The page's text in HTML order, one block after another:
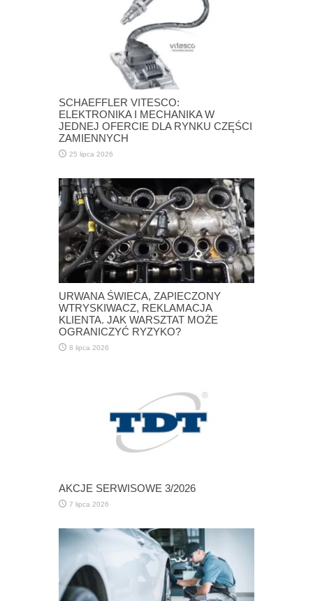
SCHAEFFLER VITESCO:
ELEKTRONIKA I MECHANIKA W
JEDNEJ OFERCIE DLA RYNKU CZĘŚCI
ZAMIENNYCH
25 lipca 2026
URWANA ŚWIECA, ZAPIECZONY
WTRYSKIWACZ, REKLAMACJA
KLIENTA. JAK WARSZTAT MOŻE
OGRANICZYĆ RYZYKO?
8 lipca 2026
AKCJE SERWISOWE 3/2026
7 lipca 2026